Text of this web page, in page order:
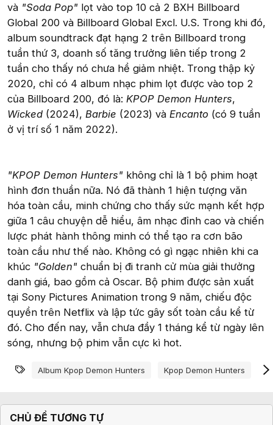
và "Soda Pop" lọt vào top 10 cả 2 BXH Billboard
Global 200 và Billboard Global Excl. U.S. Trong khi đó,
album soundtrack đạt hạng 2 trên Billboard trong
tuần thứ 3, doanh số tăng trưởng liên tiếp trong 2
tuần cho thấy nó chưa hề giảm nhiệt. Trong thập kỷ
2020, chỉ có 4 album nhạc phim lọt được vào top 2
của Billboard 200, đó là: KPOP Demon Hunters,
Wicked (2024), Barbie (2023) và Encanto (có 9 tuần
ở vị trí số 1 năm 2022).
"KPOP Demon Hunters" không chỉ là 1 bộ phim hoạt
hình đơn thuần nữa. Nó đã thành 1 hiện tượng văn
hóa toàn cầu, minh chứng cho thấy sức mạnh kết hợp
giữa 1 câu chuyện dễ hiểu, âm nhạc đỉnh cao và chiến
lược phát hành thông minh có thể tạo ra cơn bão
toàn cầu như thế nào. Không có gì ngạc nhiên khi ca
khúc "Golden" chuẩn bị đi tranh cử mùa giải thưởng
danh giá, bao gồm cả Oscar. Bộ phim được sản xuất
tại Sony Pictures Animation trong 9 năm, chiếu độc
quyền trên Netflix và lập tức gây sốt toàn cầu kể từ
đó. Cho đến nay, vẫn chưa đầy 1 tháng kể từ ngày lên
sóng, nhưng bộ phim vẫn cực kì hot.
Từ khóa
Album Kpop Demon Hunters Kpop Demon Hunters
CHỦ ĐỀ TƯƠNG TỰ